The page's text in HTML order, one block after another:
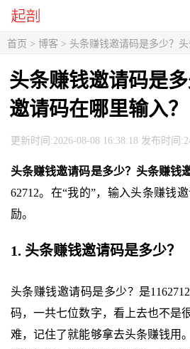
首页 > 博客 > 头条赚钱邀请码是多少？
头条赚钱邀请码是
邀请码在哪里输入？
更新时间:2026-08-08 16:38:18 发布时间
头条赚钱邀请码是多少？头条赚钱
62712。在“我的”，输入头条赚钱
励。
1. 头条赚钱邀请码是多少？
头条赚钱邀请码是多少？是
码，一共七位数字，看上去也不是
难，记住了就能够拿去头条赚钱用